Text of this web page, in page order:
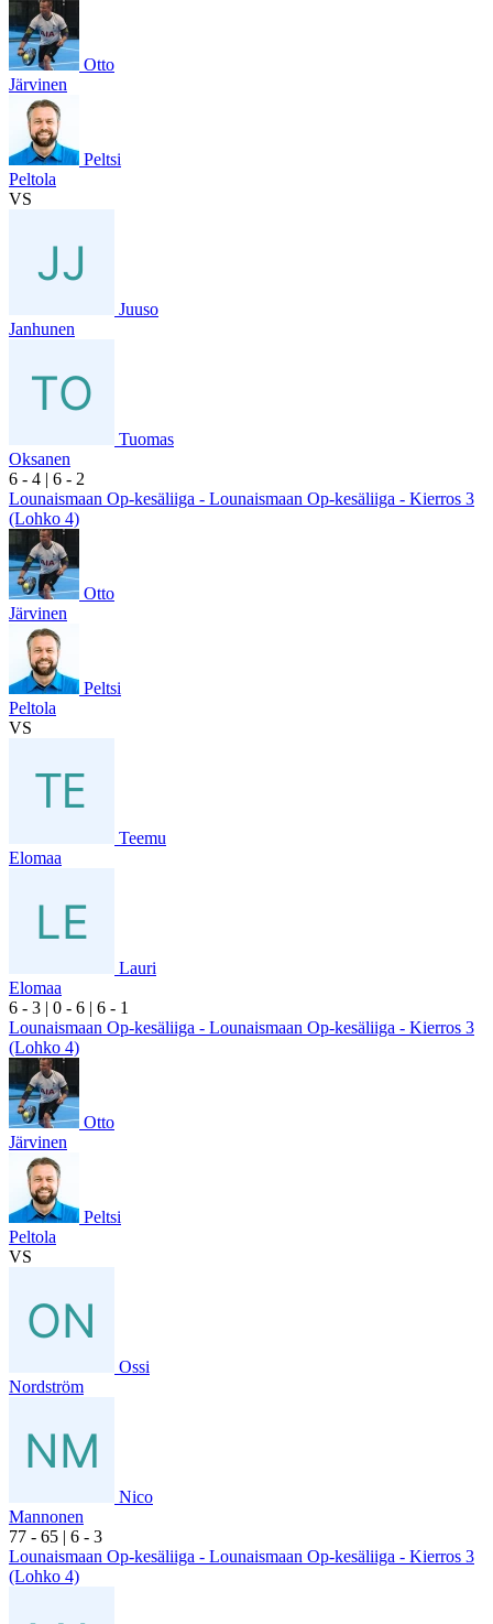
Otto
Järvinen
Peltsi
Peltola
VS
Juuso
Janhunen
Tuomas
Oksanen
6 - 4 | 6 - 2
Lounaismaan Op-kesäliiga - Lounaismaan Op-kesäliiga - Kierros 3
(Lohko 4)
Otto
Järvinen
Peltsi
Peltola
VS
Teemu
Elomaa
Lauri
Elomaa
6 - 3 | 0 - 6 | 6 - 1
Lounaismaan Op-kesäliiga - Lounaismaan Op-kesäliiga - Kierros 3
(Lohko 4)
Otto
Järvinen
Peltsi
Peltola
VS
Ossi
Nordström
Nico
Mannonen
77 - 65 | 6 - 3
Lounaismaan Op-kesäliiga - Lounaismaan Op-kesäliiga - Kierros 3
(Lohko 4)